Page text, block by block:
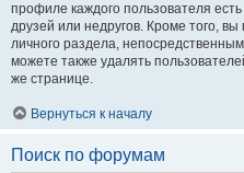
профиле каждого пользователя
друзей или недругов. Кроме того,
личного раздела,
можете также удалять
же странице.
Вернуться к началу
Поиск по форумам